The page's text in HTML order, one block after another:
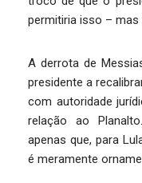
permitiria isso – mas
A derrota de
presidente a
com autoridade
relação ao
apenas que, para
é meramente